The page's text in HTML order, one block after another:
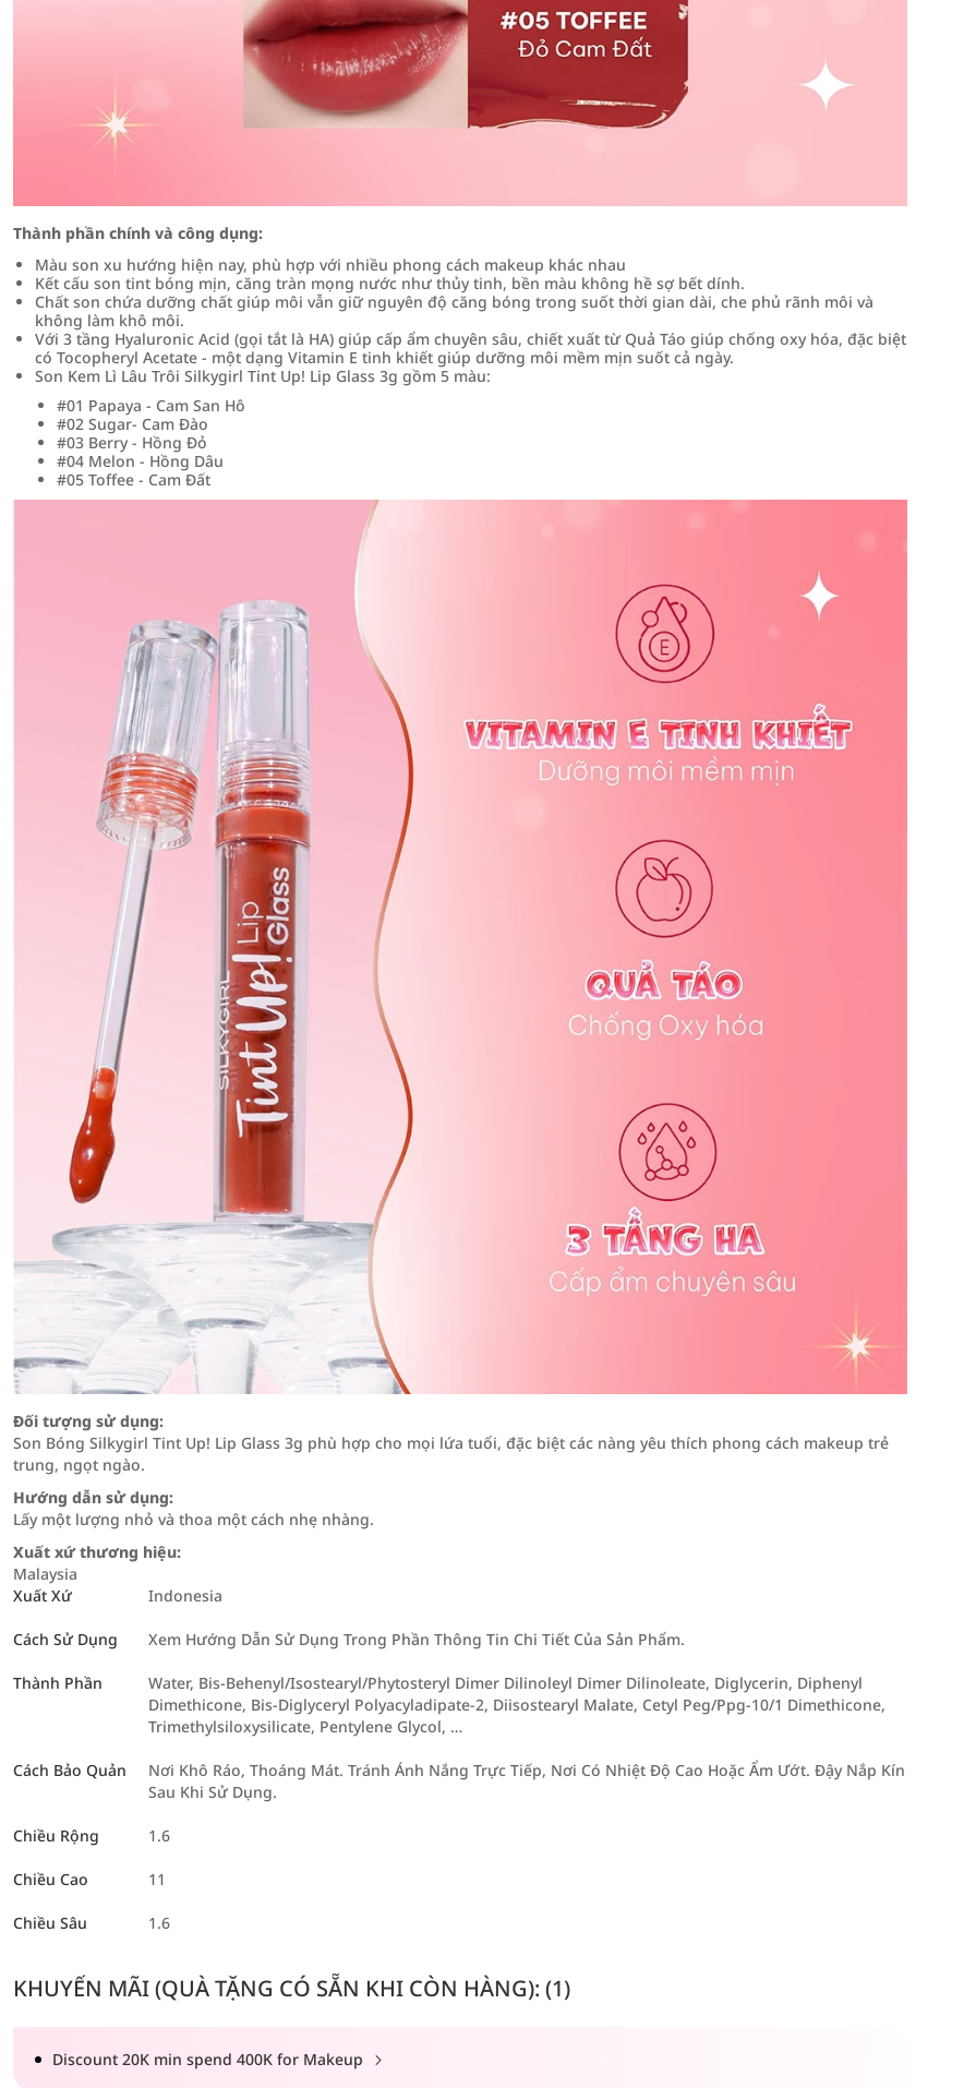
Thành phần chính và công dụng:
Màu son xu hướng hiện nay, phù hợp với nhiều phong cách makeup khác nhau
Kết cấu son tint bóng mịn, căng tràn mọng nước như thủy tinh, bền màu không hề sợ bết dính.
Chất son chứa dưỡng chất giúp môi vẫn giữ nguyên độ căng bóng trong suốt thời gian dài, che phủ rãnh môi và
không làm khô môi.
Với 3 tầng Hyaluronic Acid (gọi tắt là HA) giúp cấp ẩm chuyên sâu, chiết xuất từ Quả Táo giúp chống oxy hóa, đặc biệt
có Tocopheryl Acetate - một dạng Vitamin E tinh khiết giúp dưỡng môi mềm mịn suốt cả ngày.
Son Kem Lì Lâu Trôi Silkygirl Tint Up! Lip Glass 3g gồm 5 màu:
#01 Papaya - Cam San Hô
#02 Sugar- Cam Đào
#03 Berry - Hồng Đỏ
#04 Melon - Hồng Dâu
#05 Toffee - Cam Đất
Đối tượng sử dụng:
Son Bóng Silkygirl Tint Up! Lip Glass 3g phù hợp cho mọi lứa tuổi, đặc biệt các nàng yêu thích phong cách makeup trẻ
trung, ngọt ngào.
Hướng dẫn sử dụng:
Lấy một lượng nhỏ và thoa một cách nhẹ nhàng.
Xuất xứ thương hiệu:
Malaysia
Xuất Xứ
Indonesia
Cách Sử Dụng Xem Hướng Dẫn Sử Dụng Trong Phần Thông Tin Chi Tiết Của Sản Phẩm.
Thành Phần
Water, Bis-Behenyl/Isostearyl/Phytosteryl Dimer Dilinoleyl Dimer Dilinoleate, Diglycerin, Diphenyl
Dimethicone, Bis-Diglyceryl Polyacyladipate-2, Diisostearyl Malate, Cetyl Peg/Ppg-10/1 Dimethicone,
Trimethylsiloxysilicate, Pentylene Glycol, …
Cách Bảo Quản
Nơi Khô Ráo, Thoáng Mát. Tránh Ánh Nắng Trực Tiếp, Nơi Có Nhiệt Độ Cao Hoặc Ẩm Ướt. Đậy Nắp Kín
Sau Khi Sử Dụng.
Chiều Rộng 1.6
Chiều Cao 11
Chiều Sâu 1.6
KHUYẾN MÃI (QUÀ TẶNG CÓ SẴN KHI CÒN HÀNG): (1)
Discount 20K min spend 400K for Makeup